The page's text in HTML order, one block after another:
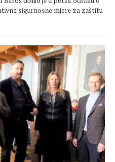
sigurnosne mjere za zaštitu